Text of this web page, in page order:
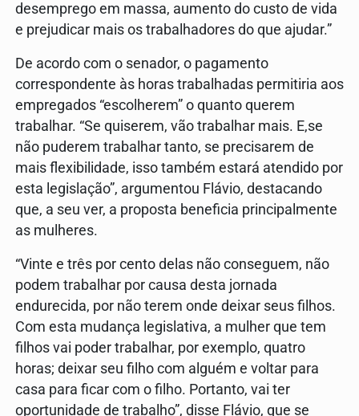
desemprego em massa, aumento do custo de vida
e prejudicar mais os trabalhadores do que ajudar.”
De acordo com o senador, o pagamento
correspondente às horas trabalhadas permitiria aos
empregados “escolherem” o quanto querem
trabalhar. “Se quiserem, vão trabalhar mais. E,se
não puderem trabalhar tanto, se precisarem de
mais flexibilidade, isso também estará atendido por
esta legislação”, argumentou Flávio, destacando
que, a seu ver, a proposta beneficia principalmente
as mulheres.
“Vinte e três por cento delas não conseguem, não
podem trabalhar por causa desta jornada
endurecida, por não terem onde deixar seus filhos.
Com esta mudança legislativa, a mulher que tem
filhos vai poder trabalhar, por exemplo, quatro
horas; deixar seu filho com alguém e voltar para
casa para ficar com o filho. Portanto, vai ter
oportunidade de trabalho”, disse Flávio, que se